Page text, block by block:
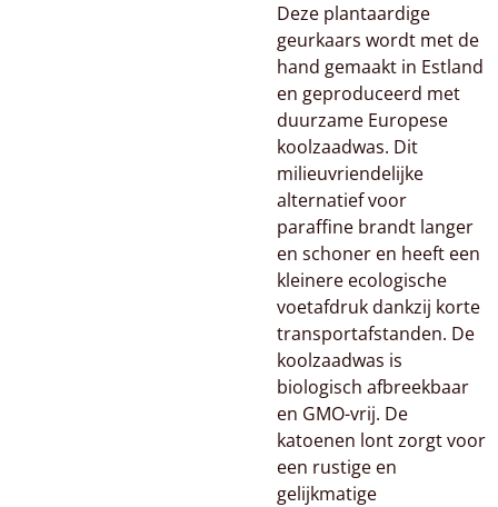
Deze plantaardige
geurkaars wordt met de
hand gemaakt in Estland
en geproduceerd met
duurzame Europese
koolzaadwas. Dit
milieuvriendelijke
alternatief voor
paraffine brandt langer
en schoner en heeft een
kleinere ecologische
voetafdruk dankzij korte
transportafstanden. De
koolzaadwas is
biologisch afbreekbaar
en GMO-vrij. De
katoenen lont zorgt voor
een rustige en
gelijkmatige